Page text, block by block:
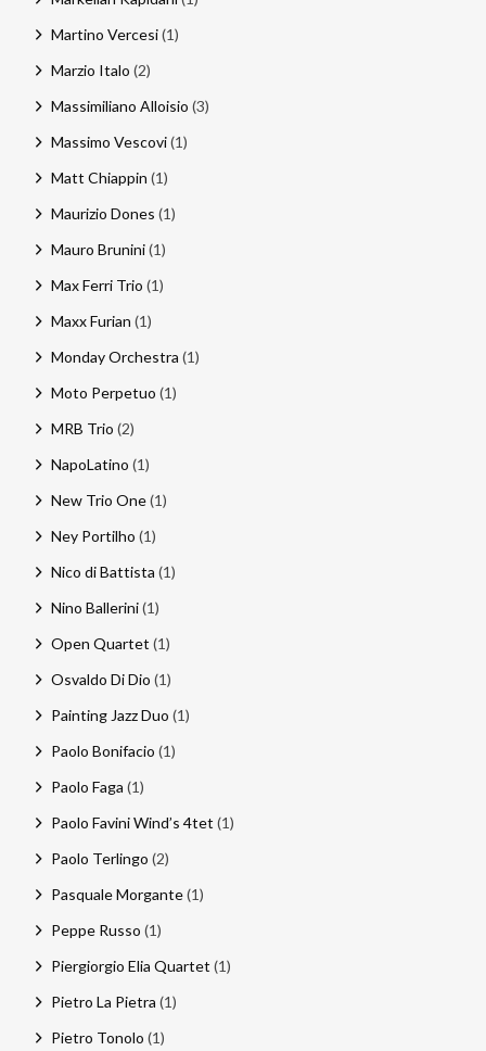
Martino Vercesi(1)
Marzio Italo (2)
Massimiliano Alloisio (3)
Massimo Vescovi(1)
Matt Chiappin (1)
Maurizio Dones (1)
Mauro Brunini(1)
Max Ferri Trio (1)
Maxx Furian (1)
Monday Orchestra (1)
Moto Perpetuo (1)
MRB Trio (2)
NapoLatino (1)
New Trio One(1)
Ney Portilho (1)
Nico di Battista (1)
Nino Ballerini(1)
Open Quartet (1)
Osvaldo Di Dio (1)
Painting Jazz Duo (1)
Paolo Bonifacio (1)
Paolo Faga (1)
Paolo Favini Wind’s 4tet (1)
Paolo Terlingo (2)
Pasquale Morgante(1)
Peppe Russo (1)
Piergiorgio Elia Quartet (1)
Pietro La Pietra (1)
Pietro Tonolo (1)